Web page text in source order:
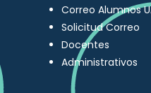
Correo Alumnos
Solicitud Correo
Docentes
Administrativos